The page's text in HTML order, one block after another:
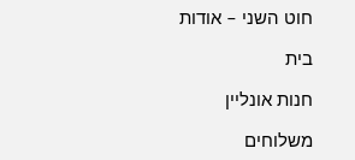
חוט השני – אודות
בית
חנות אונליין
משלוחים